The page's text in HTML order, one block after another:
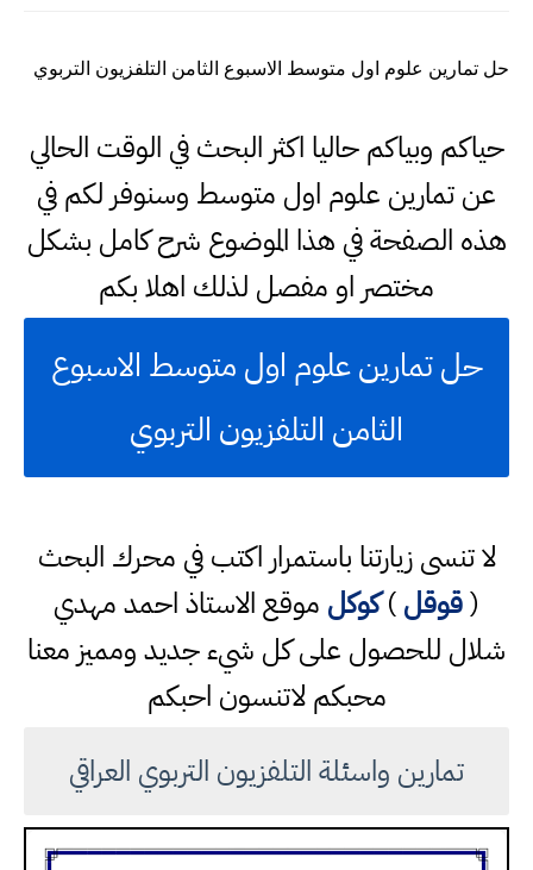
حل تمارين علوم اول متوسط الاسبوع الثامن التلفزيون التربوي
حياكم وبياكم حاليا اكثر البحث في الوقت الحالي
عن تمارين علوم اول متوسط وسنوفر لكم في
هذه الصفحة في هذا الموضوع شرح كامل بشكل
مختصر او مفصل لذلك اهلا بكم
حل تمارين علوم اول متوسط الاسبوع
الثامن التلفزيون التربوي
لا تنسى زيارتنا باستمرار اكتب في محرك البحث
(قوقل)كوكل موقع الاستاذ احمد مهدي
شلال للحصول على كل شيء جديد ومميز معنا
محبكم لاتنسون احبكم
تمارين واسئلة التلفزيون التربوي العراقي